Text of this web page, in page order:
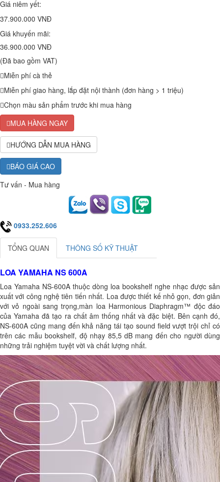
Giá niêm yết:
37.900.000 VNĐ
Giá khuyến mãi:
36.900.000 VNĐ
(Đã bao gồm VAT)
Miễn phí cà thẻ
Miễn phí giao hàng, lắp đặt nội thành (đơn hàng > 1 triệu)
Chọn màu sản phẩm trước khi mua hàng
MUA HÀNG NGAY
HƯỚNG DẪN MUA HÀNG
BÁO GIÁ CAO
Tư vấn - Mua hàng
0933.252.606
TỔNG QUAN THÔNG SỐ KỸ THUẬT
LOA YAMAHA NS 600A
Loa Yamaha NS-600A thuộc dòng loa bookshelf nghe nhạc được sản
xuất với công nghệ tiên tiến nhất. Loa được thiết kế nhỏ gọn, đơn giản
với vỏ ngoài sang trọng,màn loa Harmonious Diaphragm™ độc đáo
của Yamaha đã tạo ra chất âm thống nhất và đặc biệt. Bên cạnh đó,
NS-600A cũng mang đến khả năng tái tạo sound field vượt trội chỉ có
trên các mẫu bookshelf, độ nhạy 85,5 dB mang đến cho người dùng
những trải nghiệm tuyệt vời và chất lượng nhất.